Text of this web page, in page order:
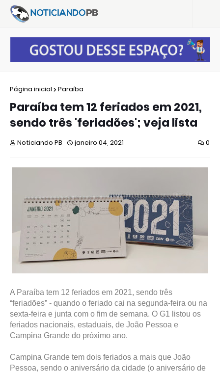
Página inicial Paraíba
Paraíba tem 12 feriados em 2021,
sendo três 'feriadões'; veja lista
Noticiando PB janeiro 04, 2021 0
A Paraíba tem 12 feriados em 2021, sendo três
“feriadões” - quando o feriado cai na segunda-feira ou na
sexta-feira e junta com o fim de semana. O G1 listou os
feriados nacionais, estaduais, de João Pessoa e
Campina Grande do próximo ano.
Campina Grande tem dois feriados a mais que João
Pessoa, sendo o aniversário da cidade (o aniversário de